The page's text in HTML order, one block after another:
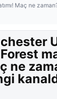
Maç ne
ne